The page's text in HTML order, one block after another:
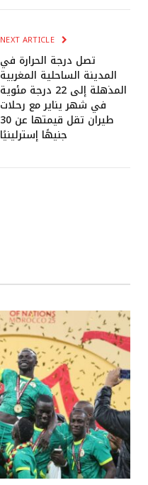
NEXT ARTICLE
تصل درجة الحرارة في
المدينة الساحلية المغربية
المذهلة إلى 22 درجة مئوية
في شهر يناير مع رحلات
طيران تقل قيمتها عن 30
جنيهًا إسترلينيًا